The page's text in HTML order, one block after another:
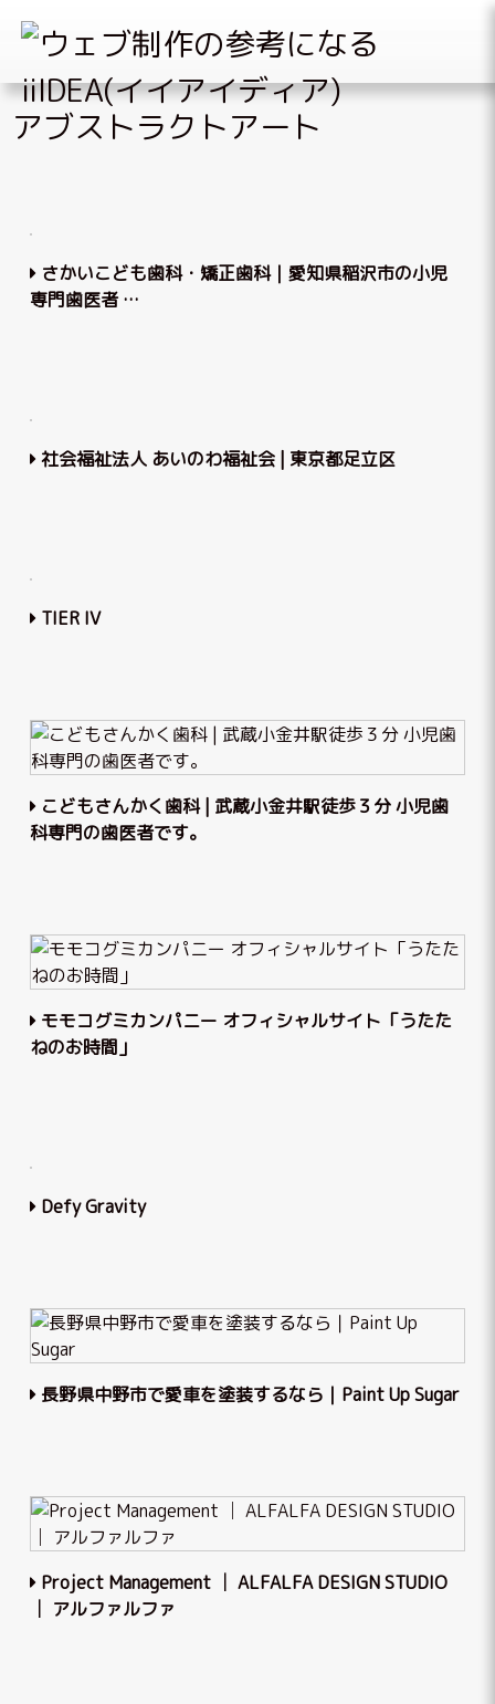
Skip
to
content
アブストラクトアート
さかいこども歯科・矯正歯科｜愛知県稲沢市の小児
専門歯医者 …
社会福祉法人 あいのわ福祉会 | 東京都足立区
TIER IV
こどもさんかく歯科 | 武蔵小金井駅徒歩３分 小児歯
科専門の歯医者です。
モモコグミカンパニー オフィシャルサイト「うたた
ねのお時間」
Defy Gravity
長野県中野市で愛車を塗装するなら｜Paint Up Sugar
Project Management │ ALFALFA DESIGN STUDIO
│ アルファルファ